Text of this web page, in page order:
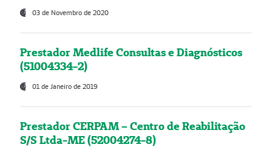
03 de Novembro de 2020
Prestador Medlife Consultas e Diagnósticos
(51004334-2)
01 de Janeiro de 2019
Prestador CERPAM – Centro de Reabilitação
S/S Ltda-ME (52004274-8)